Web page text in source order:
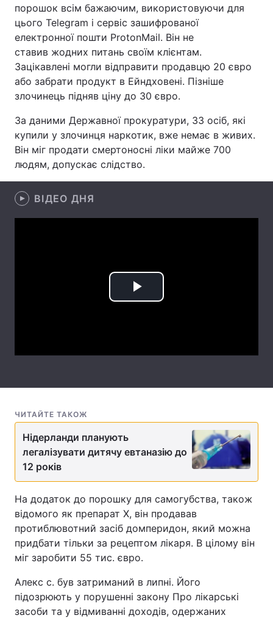
Зброя Інциденти
Здоров'я Туризм
Цікавинки Погода
Екологія Регіони
Лонгріди
Відео з Youtube
порошок всім бажаючим, використовуючи для
цього Telegram і сервіс зашифрованої
електронної пошти ProtonMail. Він не
ставив жодних питань своїм клієнтам.
Зацікавлені могли відправити продавцю 20 євро
або забрати продукт в Ейндховені. Пізніше
злочинець підняв ціну до 30 євро.
За даними Державної прокуратури, 33 осіб, які
купили у злочинця наркотик, вже немає в живих.
Він міг продати смертоносні ліки майже 700
людям, допускає слідство.
ВІДЕО ДНЯ
Play
ЧИТАЙТЕ ТАКОЖ
Нідерланди планують
легалізувати дитячу евтаназію до
12 років
На додаток до порошку для самогубства, також
відомого як препарат X, він продавав
протиблювотний засіб домперидон, який можна
придбати тільки за рецептом лікаря. В цілому він
міг заробити 55 тис. євро.
Алекс с. був затриманий в липні. Його
підозрюють у порушенні закону Про лікарські
засоби та у відмиванні доходів, одержаних